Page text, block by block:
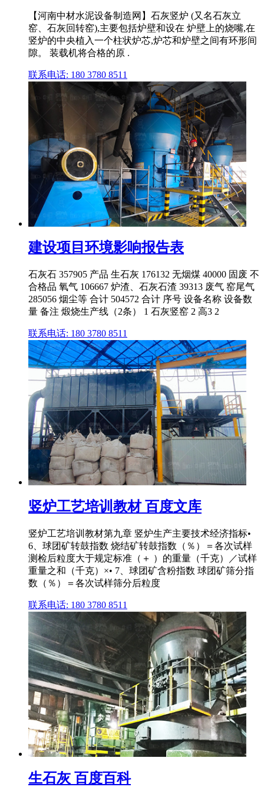
【河南中材水泥设备制造网】石灰竖炉 (又名石灰立
窑、石灰回转窑),主要包括炉壁和设在 炉壁上的烧嘴,在
竖炉的中央植入一个柱状炉芯,炉芯和炉壁之间有环形间
隙。 装载机将合格的原 .
联系电话: 180 3780 8511
建设项目环境影响报告表
石灰石 357905 产品 生石灰 176132 无烟煤 40000 固废 不
合格品 氧气 106667 炉渣、石灰石渣 39313 废气 窑尾气
285056 烟尘等 合计 504572 合计 序号 设备名称 设备数
量 备注 煅烧生产线（2条） 1 石灰竖窑 2 高3 2
联系电话: 180 3780 8511
竖炉工艺培训教材 百度文库
竖炉工艺培训教材第九章 竖炉生产主要技术经济指标•
6、球团矿转鼓指数 烧结矿转鼓指数（％）＝各次试样
测检后粒度大于规定标准（＋ ）的重量（千克）／试样
重量之和（千克）×• 7、球团矿含粉指数 球团矿筛分指
数（％）＝各次试样筛分后粒度
联系电话: 180 3780 8511
生石灰 百度百科